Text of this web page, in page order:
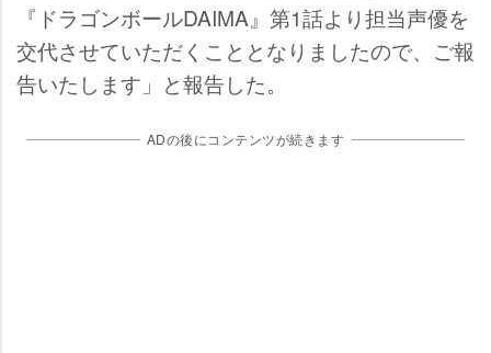
『ドラゴンボールDAIMA』第1話より担当声優を
交代させていただくこととなりましたので、ご報
告いたします」と報告した。
ADの後にコンテンツが続きます